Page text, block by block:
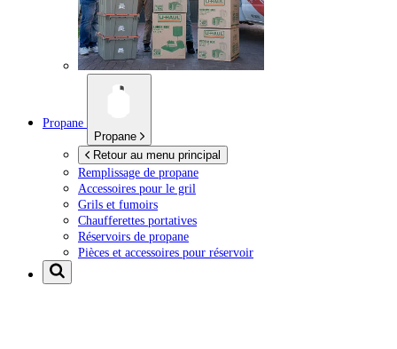
Propane
Propane
Retour au menu principal
Remplissage de propane
Accessoires pour le gril
Grils et fumoirs
Chaufferettes portatives
Réservoirs de propane
Pièces et accessoires pour réservoir